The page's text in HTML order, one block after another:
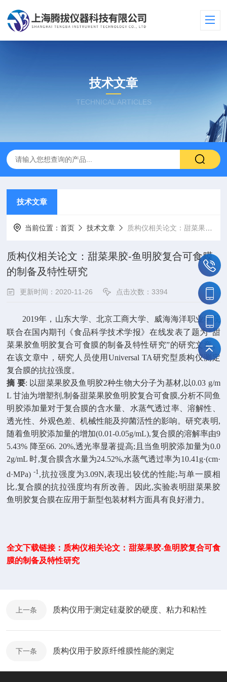
技术文章
TECHNICAL ARTICLES
技术文章
当前位置：首页 技术文章 质构仪相关论文：甜菜果胶-鱼明胶复合可食膜的制备及特性研究
质构仪相关论文：甜菜果胶-鱼明胶复合可食膜
的制备及特性研究
更新时间：2020-11-26 点击次数：3394
2019年，山东大学、北京工商大学、威海海洋职业学院
联合在国内期刊《食品科学技术学报》在线发表了题为“甜
菜果胶鱼明胶复合可食膜的制备及特性研究”的研究文章。
在该文章中，研究人员使用Universal TA研究型质构仪测定
复合膜的抗拉强度。
摘 要: 以甜菜果胶及鱼明胶2种生物大分子为基材,以0.03 g/m
L 甘油为增塑剂,制备甜菜果胶鱼明胶复合可食膜,分析不同鱼
明胶添加量对于复合膜的含水量、水蒸气透过率、溶解性、
透光性、外观色差、机械性能及抑菌活性的影响。研究表明,
随着鱼明胶添加量的增加(0.01-0.05g/mL),复合膜的溶解率由9
5.43% 降至66. 20%,透光率显著提高;且当鱼明胶添加量为0.0
2g/mL 时,复合膜含水量为24.52%,水蒸气透过率为10.41g·(cm·
d·MPa)-1,抗拉强度为3.09N,表现出较优的性能;与单一膜相
比,复合膜的抗拉强度均有所改善。因此,实验表明甜菜果胶
鱼明胶复合膜在应用于新型包装材料方面具有良好潜力。
全文下载链接：质构仪相关论文：甜菜果胶-鱼明胶复合可食
膜的制备及特性研究
上一条 质构仪用于测定硅凝胶的硬度、粘力和粘性
下一条 质构仪用于胶原纤维膜性能的测定